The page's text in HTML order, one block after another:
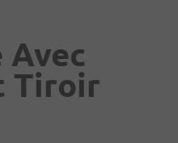
Avec
Tiroir